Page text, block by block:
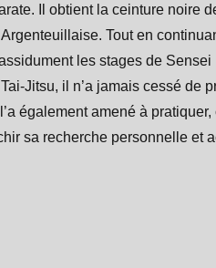
Il obtient la ceinture noire
Tout en
les stages de
Jitsu, il n’a jamais cessé de
également amené à
sa recherche personnelle et